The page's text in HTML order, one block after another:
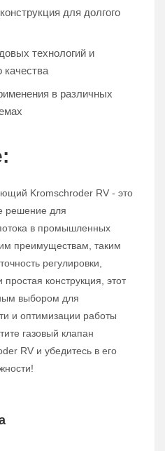
для долгого
технологий и
качества
в различных
Kromschroder RV - это
решение для
в промышленных
преимуществам, таким
регулировки,
конструкция, этот
выбором для
и оптимизации работы
газовый клапан
RV и убедитесь в его